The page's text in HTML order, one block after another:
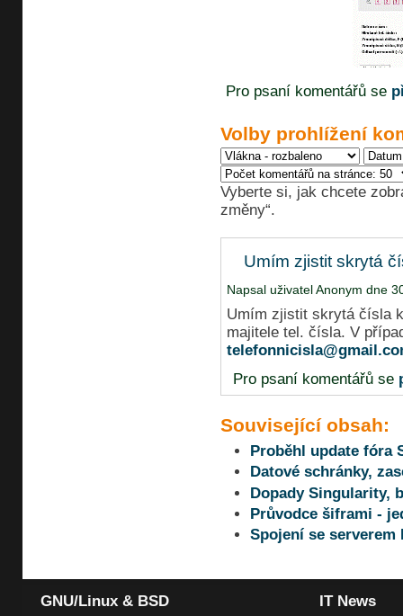
Pro psaní komentářů se
Volby prohlížení
Vyberte si, jak chcete
změny“.
Umím zjistit skrytá
Napsal uživatel Anonym dne
Umím zjistit skrytá čísla
majitele tel. čísla. V
Pro psaní komentářů se
Související obsah:
Proběhl update fóra
Datové schránky,
Dopady Singularity,
Průvodce šiframi -
Spojení se serverem
GNU/Linux & BSD IT News